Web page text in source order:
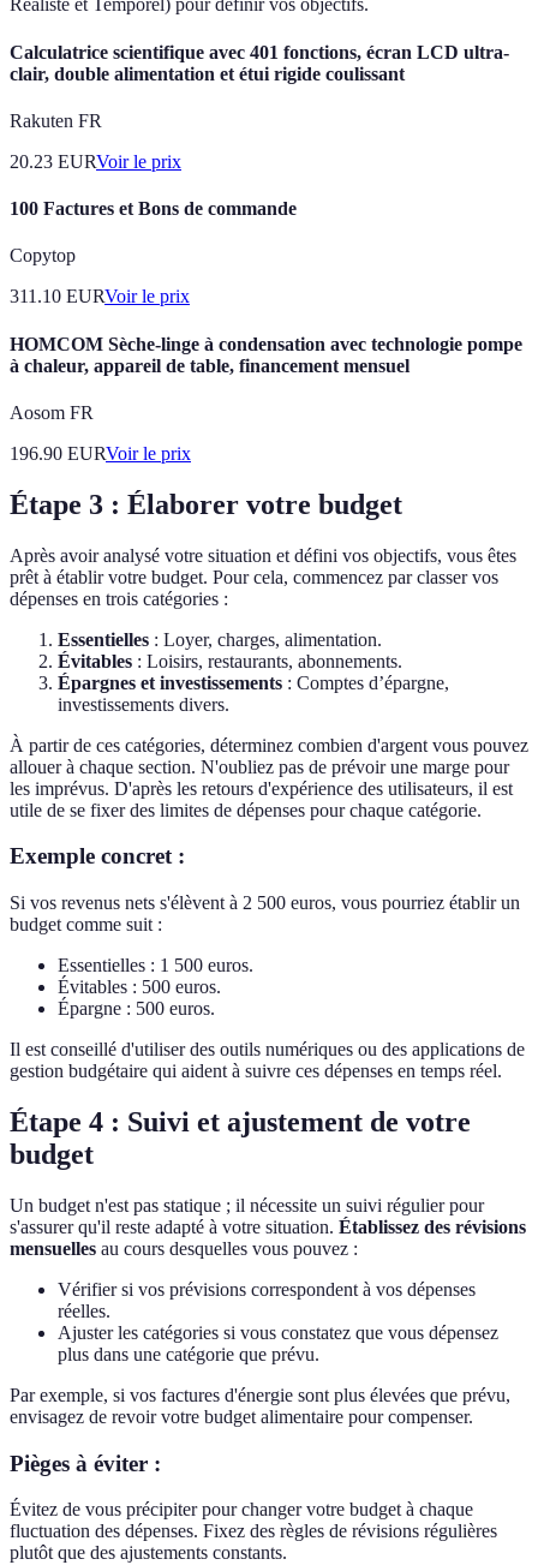
Réaliste et Temporel) pour définir vos objectifs.
Calculatrice scientifique avec 401 fonctions, écran LCD ultra-
clair, double alimentation et étui rigide coulissant
Rakuten FR
20.23 EURVoir le prix
100 Factures et Bons de commande
Copytop
311.10 EURVoir le prix
HOMCOM Sèche-linge à condensation avec technologie pompe
à chaleur, appareil de table, financement mensuel
Aosom FR
196.90 EURVoir le prix
Étape 3 : Élaborer votre budget
Après avoir analysé votre situation et défini vos objectifs, vous êtes
prêt à établir votre budget. Pour cela, commencez par classer vos
dépenses en trois catégories :
Essentielles : Loyer, charges, alimentation.
Évitables : Loisirs, restaurants, abonnements.
Épargnes et investissements : Comptes d’épargne,
investissements divers.
À partir de ces catégories, déterminez combien d'argent vous pouvez
allouer à chaque section. N'oubliez pas de prévoir une marge pour
les imprévus. D'après les retours d'expérience des utilisateurs, il est
utile de se fixer des limites de dépenses pour chaque catégorie.
Exemple concret :
Si vos revenus nets s'élèvent à 2 500 euros, vous pourriez établir un
budget comme suit :
Essentielles : 1 500 euros.
Évitables : 500 euros.
Épargne : 500 euros.
Il est conseillé d'utiliser des outils numériques ou des applications de
gestion budgétaire qui aident à suivre ces dépenses en temps réel.
Étape 4 : Suivi et ajustement de votre
budget
Un budget n'est pas statique ; il nécessite un suivi régulier pour
s'assurer qu'il reste adapté à votre situation. Établissez des révisions
mensuelles au cours desquelles vous pouvez :
Vérifier si vos prévisions correspondent à vos dépenses
réelles.
Ajuster les catégories si vous constatez que vous dépensez
plus dans une catégorie que prévu.
Par exemple, si vos factures d'énergie sont plus élevées que prévu,
envisagez de revoir votre budget alimentaire pour compenser.
Pièges à éviter :
Évitez de vous précipiter pour changer votre budget à chaque
fluctuation des dépenses. Fixez des règles de révisions régulières
plutôt que des ajustements constants.